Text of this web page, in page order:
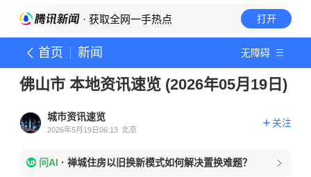
· 获取全网一手热点 打开
首页 新闻 无障碍
佛山市 本地资讯速览 (2026年05月19日)
城市资讯速览
2026年5月19日06:13 北京
关注
问AI · 禅城住房以旧换新模式如何解决置换难题？